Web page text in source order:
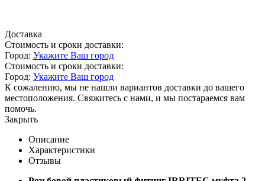
Доставка
Стоимость и сроки доставки:
Город: Укажите Ваш город
Стоимость и сроки доставки:
Город: Укажите Ваш город
К сожалению, мы не нашли вариантов доставки до вашего
местоположения. Свяжитесь с нами, и мы постараемся вам
помочь.
Закрыть
Описание
Характеристики
Отзывы